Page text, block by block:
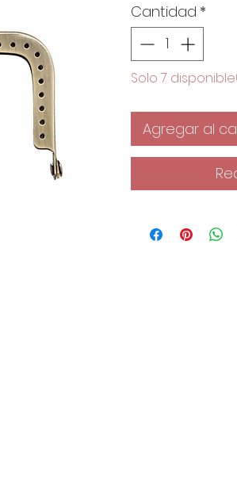
Cantidad *
Solo 7
Agregar al